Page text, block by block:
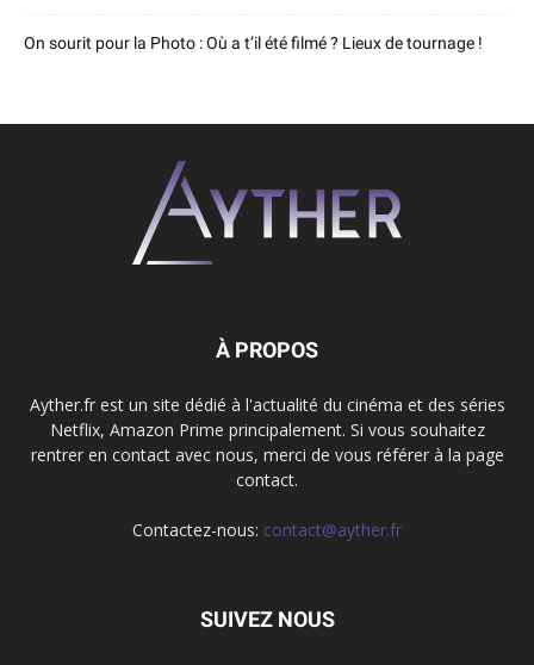
On sourit pour la Photo : Où a t’il été filmé ? Lieux de tournage !
À PROPOS
Ayther.fr est un site dédié à l'actualité du cinéma et des séries
Netflix, Amazon Prime principalement. Si vous souhaitez
rentrer en contact avec nous, merci de vous référer à la page
contact.
Contactez-nous: contact@ayther.fr
SUIVEZ NOUS